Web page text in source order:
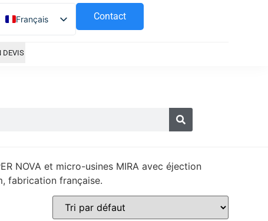
Français
Español
Contact
DEVIS
NOVA et micro-usines MIRA avec éjection
fabrication française.